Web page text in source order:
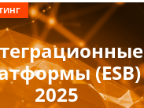
(ESB)
2025